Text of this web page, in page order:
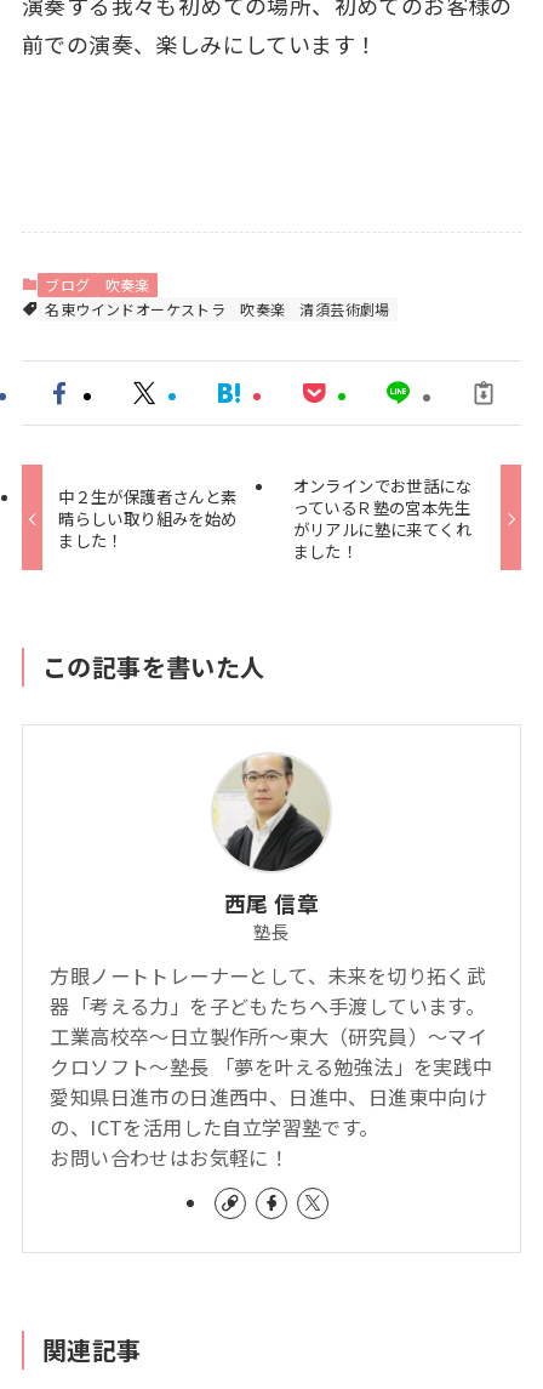
前での演奏、楽しみにしています！
ブログ
吹奏楽
名東ウインドオーケストラ
吹奏楽 清須芸術劇場
中２生が保護者さんと素
晴らしい取り組みを始め
ました！
オンラインでお世話にな
っているＲ塾の宮本先生
がリアルに塾に来てくれ
ました！
この記事を書いた人
西尾 信章
塾長
方眼ノートトレーナーとして、未来を切り拓く武
器「考える力」を子どもたちへ手渡しています。
工業高校卒～日立製作所～東大（研究員）～マイ
クロソフト～塾長 「夢を叶える勉強法」を実践中
愛知県日進市の日進西中、日進中、日進東中向け
の、ICTを活用した自立学習塾です。
お問い合わせはお気軽に！
関連記事